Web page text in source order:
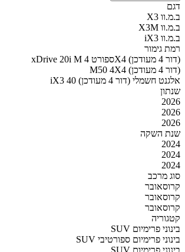
דגם
ב.מ.וו X3
ב.מ.וו X3M
ב.מ.וו iX3
רמת גימור
xDrive 20i M ספורט 4X4 (דור 4 מעודכן)
M50 4X4 (דור 4 מעודכן)
iX3 40 אלגנט חשמלי (דור 4 מעודכן)
שנתון
2026
2026
2026
שנת השקה
2024
2024
2024
סוג מרכב
קרוסאובר
קרוסאובר
קרוסאובר
קטגוריה
SUV בינוני פרימיום
SUV בינוני פרימיום ספורטיבי
SUV בינוני פרימיום